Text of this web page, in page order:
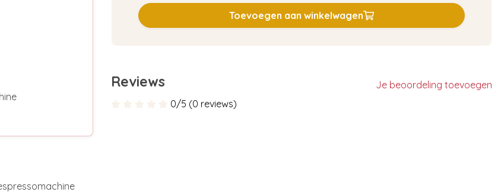
Toevoegen aan winkelwagen
Reviews
Je beoordeling toevoegen
0/5 (0 reviews)